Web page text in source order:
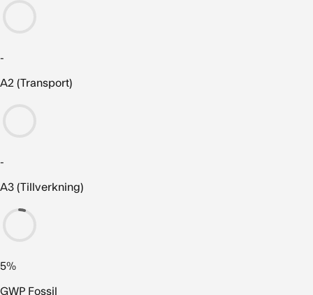
-
A2 (Transport)
-
A3 (Tillverkning)
5%
GWP Fossil